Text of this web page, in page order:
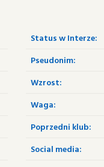
Status w Interze:
Pseudonim:
Wzrost:
Waga:
Poprzedni klub:
Social media: